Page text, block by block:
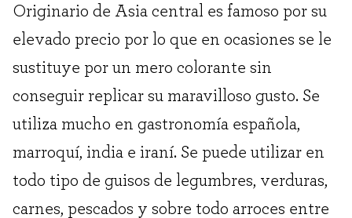
Originario de Asia central es famoso por su
elevado precio por lo que en ocasiones se le
sustituye por un mero colorante sin
conseguir replicar su maravilloso gusto. Se
utiliza mucho en gastronomía española,
marroquí, india e iraní. Se puede utilizar en
todo tipo de guisos de legumbres, verduras,
carnes, pescados y sobre todo arroces entre